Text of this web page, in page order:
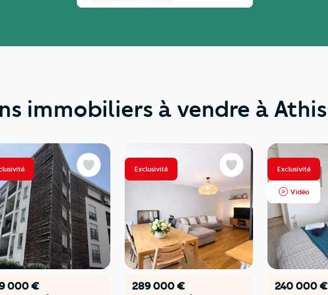
immobiliers à vendre à
000 €
Favoris Exclusivité
289 000 €
Favoris Exclusivité
Vidéo
240 000 €